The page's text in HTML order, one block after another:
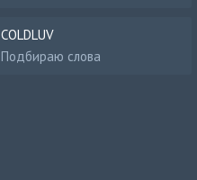
COLDLUV
Подбираю слова